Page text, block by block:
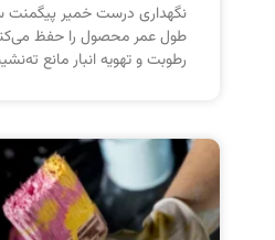
نگهداری درست خمیر پیگمنت
طول عمر محصول را حفظ
رطوبت و تهویه انبار مانع